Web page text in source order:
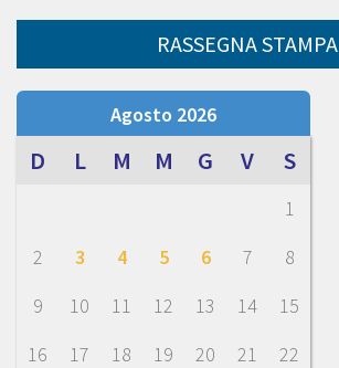
RASSEGNA STAMPA
Agosto 2026
D L M M G V S
1
2
3 4 5 6 7
8
9
10 11 12 13 14
15
16
17 18 19 20 21
22